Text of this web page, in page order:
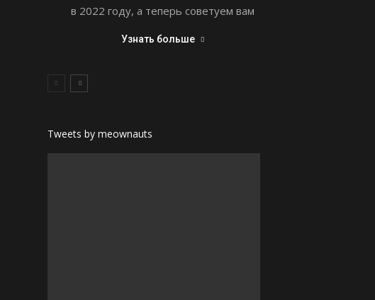
в 2022 году, а теперь советуем вам
Узнать больше
Tweets by meownauts